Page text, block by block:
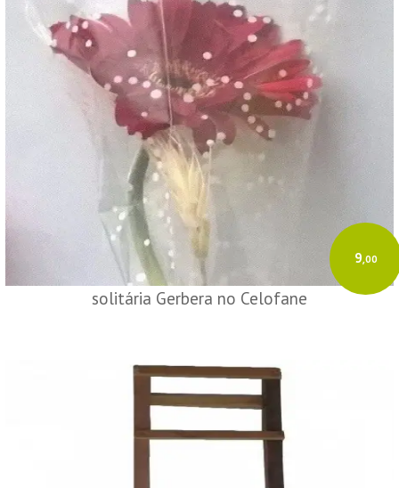
9,00
solitária Gerbera no Celofane